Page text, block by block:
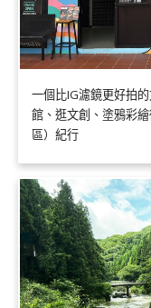
一個比IG濾鏡更好拍
館、逛文創、塗鴉彩
區）紀行